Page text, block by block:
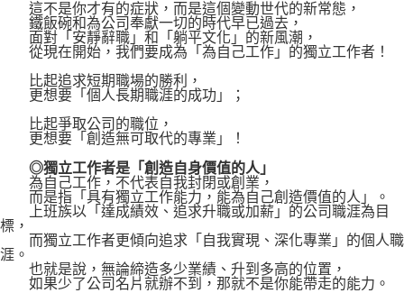
這不是你才有的症狀，而是這個變動世代的新常態，
鐵飯碗和為公司奉獻一切的時代早已過去，
面對「安靜辭職」和「躺平文化」的新風潮，
從現在開始，我們要成為「為自己工作」的獨立工作者！
比起追求短期職場的勝利，
更想要「個人長期職涯的成功」；
比起爭取公司的職位，
更想要「創造無可取代的專業」！
◎獨立工作者是「創造自身價值的人」
為自己工作，不代表自我封閉或創業，
而是指「具有獨立工作能力，能為自己創造價值的人」。
上班族以「達成績效、追求升職或加薪」的公司職涯為目
標，
而獨立工作者更傾向追求「自我實現、深化專業」的個人職
涯。
也就是說，無論締造多少業績、升到多高的位置，
如果少了公司名片就辦不到，那就不是你能帶走的能力。